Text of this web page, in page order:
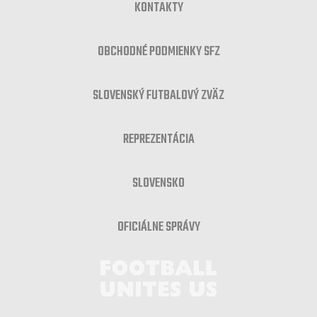
KONTAKTY
OBCHODNÉ PODMIENKY SFZ
SLOVENSKÝ FUTBALOVÝ ZVÄZ
REPREZENTÁCIA
SLOVENSKO
OFICIÁLNE SPRÁVY